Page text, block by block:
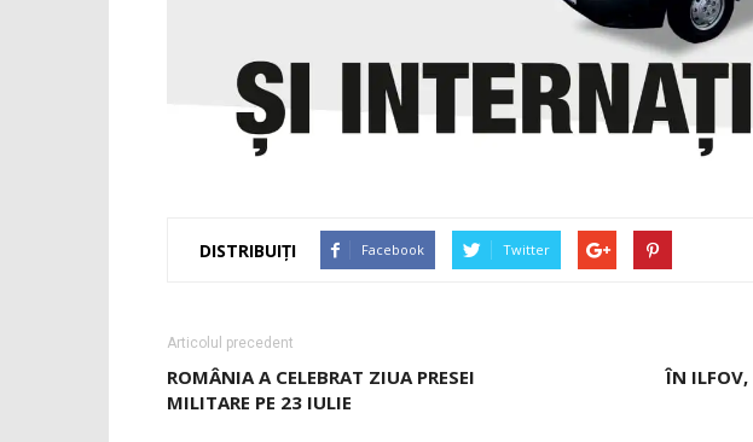
DISTRIBUIȚI Facebook Twitter
Articolul precedent
ROMÂNIA A CELEBRAT ZIUA PRESEI
MILITARE PE 23 IULIE
ÎN ILFOV,